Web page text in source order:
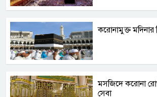
করোনামুক্ত মদিনার
মসজিদে করোনা
সেবা